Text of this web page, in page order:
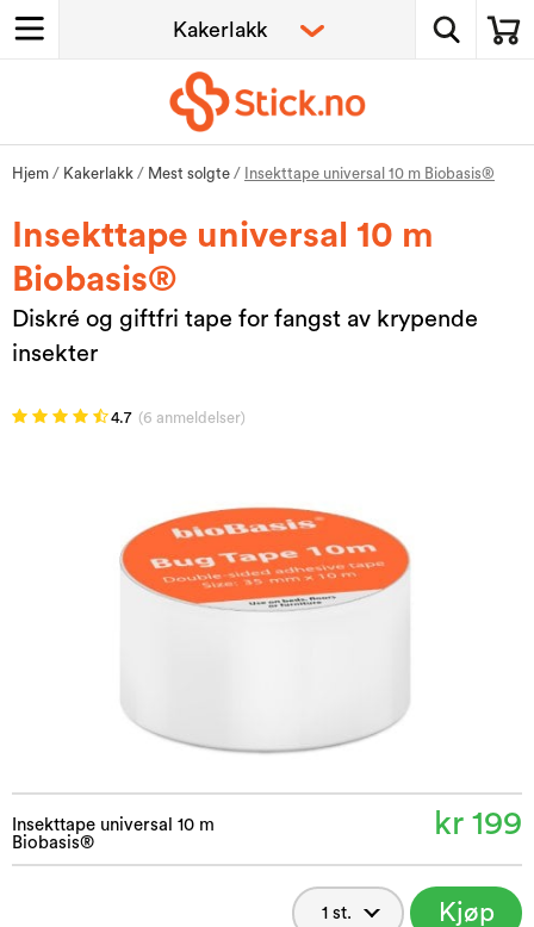
Hjem / Kakerlakk / Mest solgte / Insekttape universal 10 m Biobasis®
Insekttape universal 10 m
Biobasis®
Diskré og giftfri tape for fangst av krypende
insekter
4.7 (6 anmeldelser)
Insekttape universal 10 m
Biobasis®
kr 199
Kjøp